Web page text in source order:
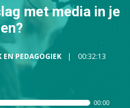
met media in je
EN PEDAGOGIEK 00:32:13
00:00